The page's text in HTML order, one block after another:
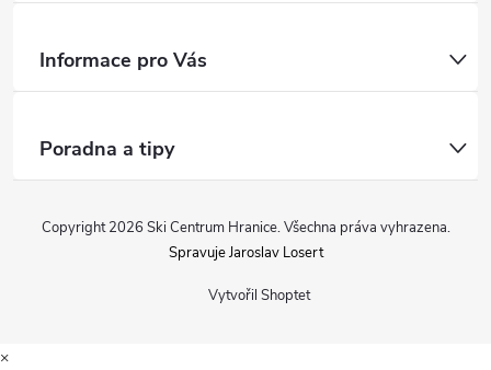
Informace pro Vás
Poradna a tipy
Vytvořil Shoptet
Copyright 2026 Ski Centrum Hranice. Všechna práva vyhrazena.
Spravuje Jaroslav Losert
×